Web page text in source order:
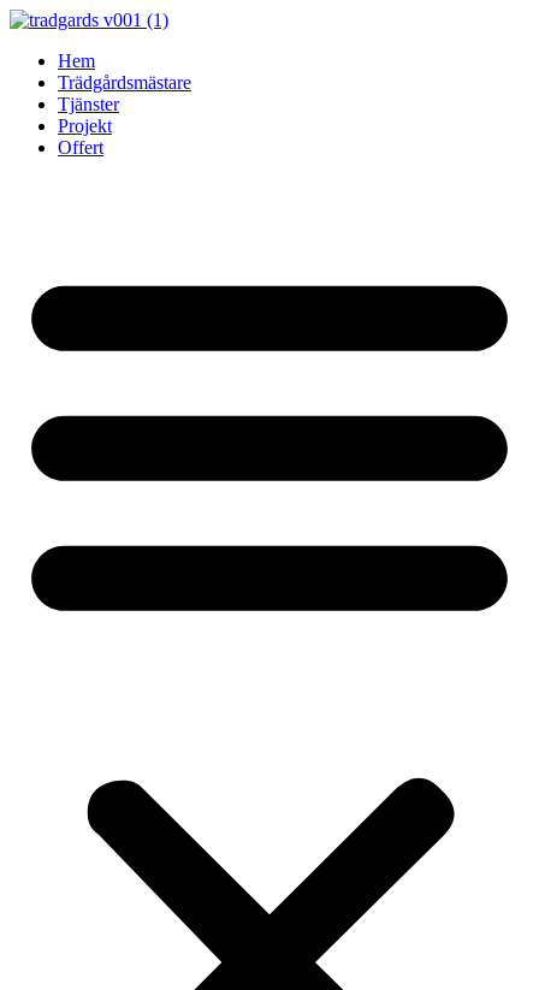
Skip
contentHem
Trädgårdsmästare
Tjänster
Projekt
Offert